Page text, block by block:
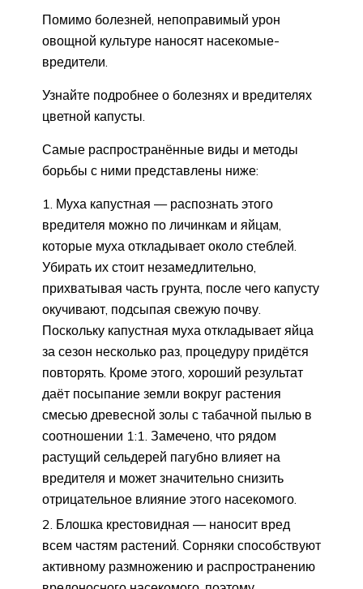
Помимо болезней, непоправимый урон
овощной культуре наносят насекомые-
вредители.
Узнайте подробнее о болезнях и вредителях
цветной капусты.
Самые распространённые виды и методы
борьбы с ними представлены ниже:
Муха капустная — распознать этого
вредителя можно по личинкам и яйцам,
которые муха откладывает около стеблей.
Убирать их стоит незамедлительно,
прихватывая часть грунта, после чего капусту
окучивают, подсыпая свежую почву.
Поскольку капустная муха откладывает яйца
за сезон несколько раз, процедуру придётся
повторять. Кроме этого, хороший результат
даёт посыпание земли вокруг растения
смесью древесной золы с табачной пылью в
соотношении 1:1. Замечено, что рядом
растущий сельдерей пагубно влияет на
вредителя и может значительно снизить
отрицательное влияние этого насекомого.
Блошка крестовидная — наносит вред
всем частям растений. Сорняки способствуют
активному размножению и распространению